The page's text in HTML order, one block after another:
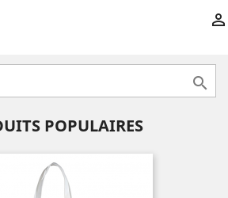


POPULAIRES